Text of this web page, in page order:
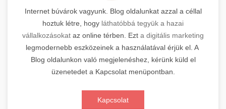
Internet búvárok vagyunk. Blog oldalunkat azzal a céllal
hoztuk létre, hogy láthatóbbá tegyük a hazai
vállalkozásokat az online térben. Ezt a digitális marketing
legmodernebb eszközeinek a használatával érjük el. A
Blog oldalunkon való megjelenéshez, kérünk küld el
üzenetedet a Kapcsolat menüpontban.
Kapcsolat